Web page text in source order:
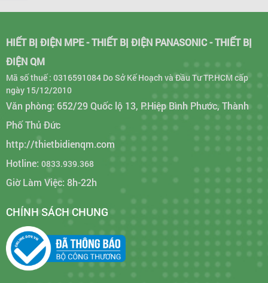
Bộ 1 công tắc Minerva Panasonic màu xám ánh kim
HIẾT BỊ ĐIỆN MPE - THIẾT BỊ ĐIỆN PANASONIC - THIẾT BỊ
ĐIỆN QM
Mã số thuế : 0316591084 Do Sở Kế Hoạch và Đầu Tư TP.HCM cấp
ngày 15/12/2010
Văn phòng: 652/29 Quốc lộ 13, P.Hiệp Bình Phước, Thành
Phố Thủ Đức
http://thietbidienqm.com
Hotline: 0833.939.368
Giờ Làm Việc: 8h-22h
CHÍNH SÁCH CHUNG